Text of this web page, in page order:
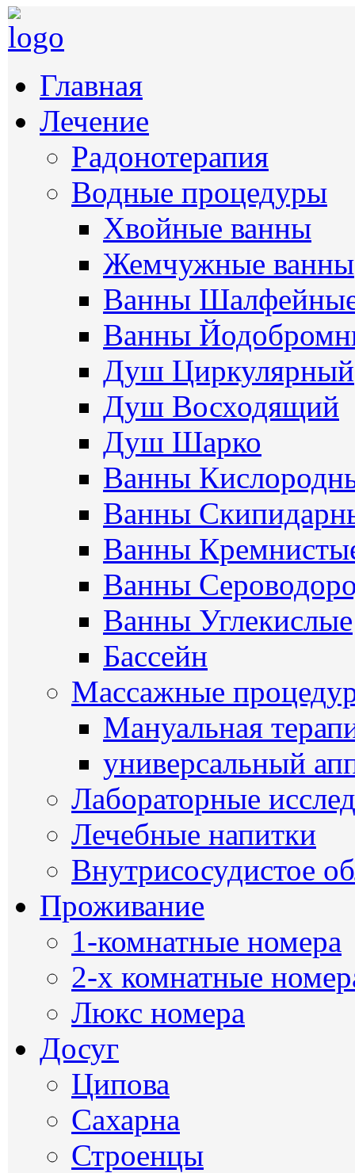
Главная
Лечение
Радонотерапия
Водные процедуры
Хвойные ванны
Жемчужные ванны
Ванны
Ванны
Душ Циркулярный
Душ Восходящий
Душ Шарко
Ванны
Ванны
Ванны
Ванны
Ванны Углекислые
Бассейн
Массажные
Мануальная
универсальный
Лабораторные
Лечебные напитки
Внутрисосудистое
Проживание
1-комнатные номера
2-х комнатные
Люкс номера
Досуг
Ципова
Сахарна
Строенцы